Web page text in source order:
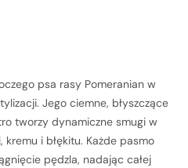
psa rasy Pomeranian w
Jego ciemne, błyszczące
tworzy dynamiczne smugi w
i błękitu. Każde pasmo
pędzla, nadając całej